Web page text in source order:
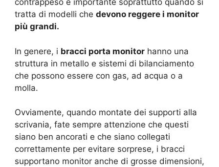
contrappeso è importante soprattutto quando si
tratta di modelli che devono reggere i monitor
più grandi.
In genere, i bracci porta monitor hanno una
struttura in metallo e sistemi di bilanciamento
che possono essere con gas, ad acqua o a
molla.
Ovviamente, quando montate dei supporti alla
scrivania, fate sempre attenzione che questi
siano ben ancorati e che siano collegati
correttamente per evitare sorprese, i bracci
supportano monitor anche di grosse dimensioni,